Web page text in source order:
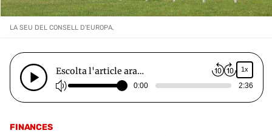
FINANCES
LA SEU DEL CONSELL D'EUROPA.
Escolta l'article ara… 1x
0:00 2:36